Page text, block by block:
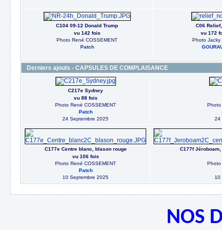
C104 09-12 Donald Trump
vu 142 fois
Photo René COSSEMENT
Patch
C06
vu 172
Photo Jacky
Derniers ajouts - CAPSULES DE COMPLAISANCE
C217e Sydney
vu 88 fois
Photo René COSSEMENT
Patch
24 Septembre 2025
Photo
24
C177e Centre blanc, blason rouge
vu 106 fois
Photo René COSSEMENT
Patch
10 Septembre 2025
C177f
Photo
10
NOS